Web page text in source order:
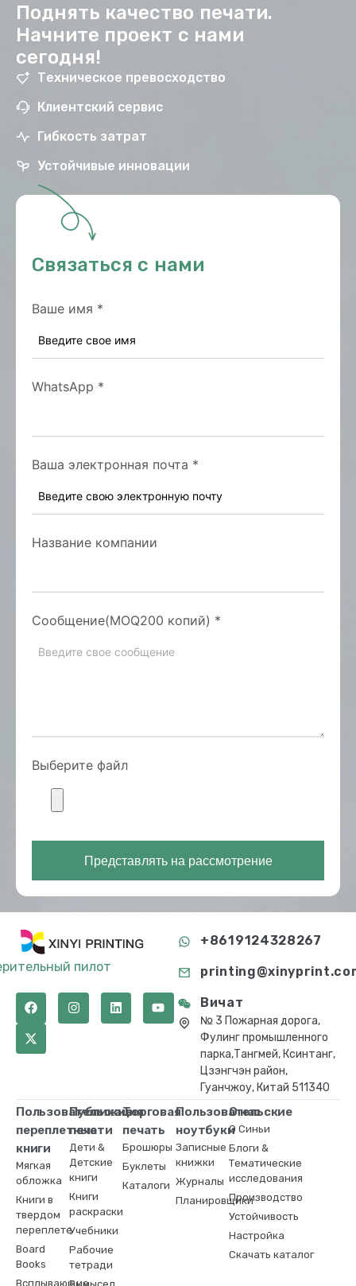
Поднять качество печати.
Начните проект с нами
сегодня!
Техническое превосходство
Клиентский сервис
Гибкость затрат
Устойчивые инновации
Связаться с нами
Ваше имя *
WhatsApp *
Ваша электронная почта *
Название компании
Сообщение(MOQ200 копий) *
Выберите файл
Представлять на рассмотрение
пилот
+8619124328267
Вичат
№ 3 Пожарная дорога,
Фулинг промышленного
парка,Тангмей, Ксинтанг,
Цзэнгчэн район,
Гуанчжоу, Китай 511340
Пользовательские
переплетные
книги
Мягкая
обложка
Книги в
твердом
переплете
Board
Books
Всплывающие
Публикация
печати
Дети &
Детские
книги
Книги
раскраски
Учебники
Рабочие
тетради
Торговая
печать
Брошюры
Буклеты
Каталоги
Пользовательские
ноутбуки
Записные
книжки
Журналы
Планировщики
О нас
О Синьи
Блоги &
Тематические
исследования
Производство
Устойчивость
Настройка
Скачать каталог